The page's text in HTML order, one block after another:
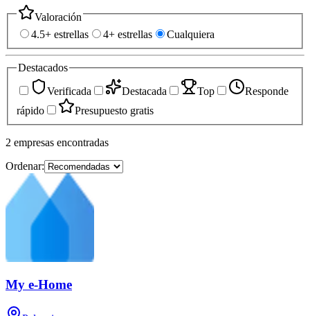
Valoración
4.5+ estrellas
4+ estrellas Cualquiera
Destacados
Verificada
Destacada Top
Responde
rápido
Presupuesto gratis
2 empresas encontradas
Ordenar:
My e-Home